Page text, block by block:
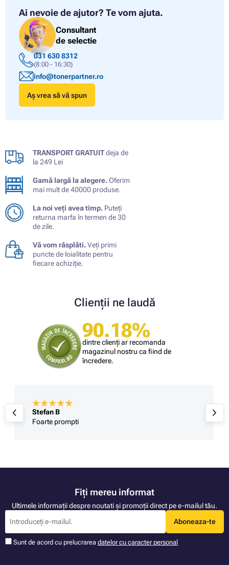
Ai nevoie de ajutor? Te vom ajuta.
Consultant
de selectie
031 630 8312
(8:00 - 16:30)
info@tonerpartner.ro
Aș vrea să vă spun
TRANSPORT GRATUITdeja de
la 249 Lei
Gamă largă la alegere.Oferim
mai mult de 40000 produse.
La noi veți avea timp. Puteți
returna marfa în termen de 30
de zile.
Vă vom răsplăti.Veți primi
puncte de loialitate pentru
fiecare achiziție.
Clienții ne laudă
90.18%
dintre clienți ar recomanda
magazinul nostru ca fiind de
încredere.
Stefan B
Foarte prompti
Fiți mereu informat
Ultimele informații despre noutati și promoții direct pe e-mailul tău.
Aboneaza-te
Sunt de acord cu prelucrarea datelor cu caracter personal